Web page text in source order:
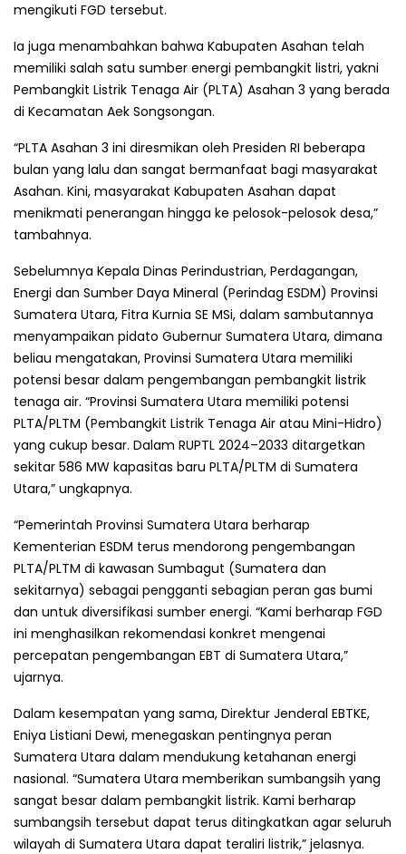
mengikuti FGD tersebut.
Ia juga menambahkan bahwa Kabupaten Asahan telah
memiliki salah satu sumber energi pembangkit listri, yakni
Pembangkit Listrik Tenaga Air (PLTA) Asahan 3 yang berada
di Kecamatan Aek Songsongan.
“PLTA Asahan 3 ini diresmikan oleh Presiden RI beberapa
bulan yang lalu dan sangat bermanfaat bagi masyarakat
Asahan. Kini, masyarakat Kabupaten Asahan dapat
menikmati penerangan hingga ke pelosok-pelosok desa,”
tambahnya.
Sebelumnya Kepala Dinas Perindustrian, Perdagangan,
Energi dan Sumber Daya Mineral (Perindag ESDM) Provinsi
Sumatera Utara, Fitra Kurnia SE MSi, dalam sambutannya
menyampaikan pidato Gubernur Sumatera Utara, dimana
beliau mengatakan, Provinsi Sumatera Utara memiliki
potensi besar dalam pengembangan pembangkit listrik
tenaga air. “Provinsi Sumatera Utara memiliki potensi
PLTA/PLTM (Pembangkit Listrik Tenaga Air atau Mini-Hidro)
yang cukup besar. Dalam RUPTL 2024–2033 ditargetkan
sekitar 586 MW kapasitas baru PLTA/PLTM di Sumatera
Utara,” ungkapnya.
“Pemerintah Provinsi Sumatera Utara berharap
Kementerian ESDM terus mendorong pengembangan
PLTA/PLTM di kawasan Sumbagut (Sumatera dan
sekitarnya) sebagai pengganti sebagian peran gas bumi
dan untuk diversifikasi sumber energi. “Kami berharap FGD
ini menghasilkan rekomendasi konkret mengenai
percepatan pengembangan EBT di Sumatera Utara,”
ujarnya.
Dalam kesempatan yang sama, Direktur Jenderal EBTKE,
Eniya Listiani Dewi, menegaskan pentingnya peran
Sumatera Utara dalam mendukung ketahanan energi
nasional. “Sumatera Utara memberikan sumbangsih yang
sangat besar dalam pembangkit listrik. Kami berharap
sumbangsih tersebut dapat terus ditingkatkan agar seluruh
wilayah di Sumatera Utara dapat teraliri listrik,” jelasnya.